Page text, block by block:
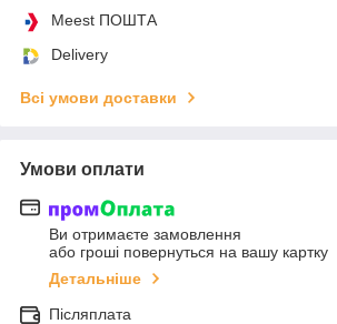
Meest ПОШТА
Delivery
Всі умови доставки
Умови оплати
Ви отримаєте замовлення
або гроші повернуться на вашу картку
Детальніше
Післяплата